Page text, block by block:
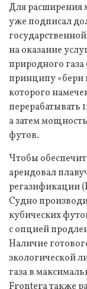
Для расширения
уже подписал
на оказание
природного
принципу «бери
которого
перерабатывать
а затем
футов.
Чтобы
арендовал
регазификации
Судно
кубических
с опцией
Наличие
экологической
газа в